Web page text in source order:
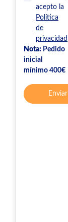
acepto la
Política
de
privacidad
Nota: Pedido
inicial
mínimo 400€
Enviar